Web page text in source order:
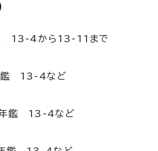
13-4から13-11まで
鑑 13-4など
年鑑 13-4など